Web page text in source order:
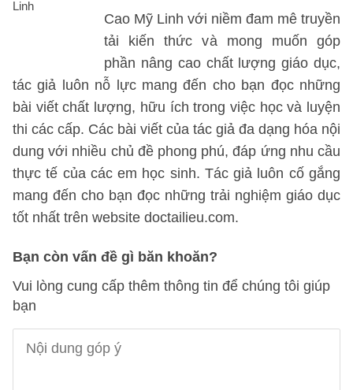
Cao Mỹ Linh với niềm đam mê truyền
tải kiến thức và mong muốn góp
phần nâng cao chất lượng giáo dục,
tác giả luôn nỗ lực mang đến cho bạn đọc những
bài viết chất lượng, hữu ích trong việc học và luyện
thi các cấp. Các bài viết của tác giả đa dạng hóa nội
dung với nhiều chủ đề phong phú, đáp ứng nhu cầu
thực tế của các em học sinh. Tác giả luôn cố gắng
mang đến cho bạn đọc những trải nghiệm giáo dục
tốt nhất trên website doctailieu.com.
Bạn còn vấn đề gì băn khoăn?
Vui lòng cung cấp thêm thông tin để chúng tôi giúp
bạn